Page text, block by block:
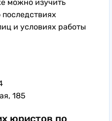
можно изучить
и условиях работы
185